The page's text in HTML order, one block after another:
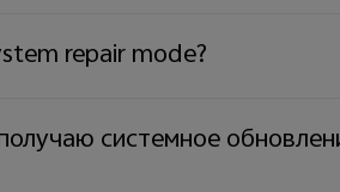
repair mode?
системное